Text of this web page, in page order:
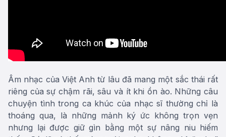
Âm nhạc của Việt Anh từ lâu đã mang một sắc thái rất
riêng của sự chậm rãi, sâu và ít khi ồn ào. Những câu
chuyện tình trong ca khúc của nhạc sĩ thường chỉ là
thoáng qua, là những mảnh ký ức không trọn vẹn
nhưng lại được giữ gìn bằng một sự nâng niu hiếm